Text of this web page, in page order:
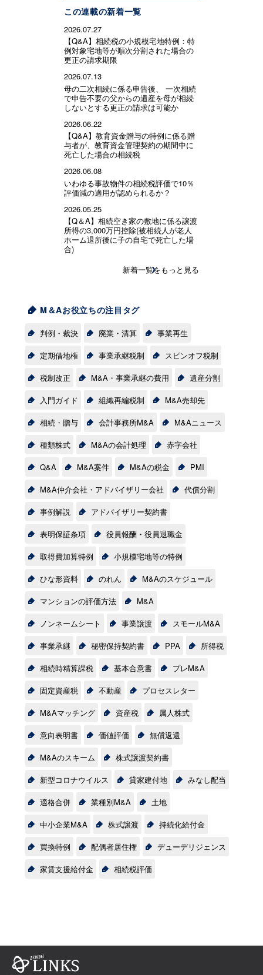
この連載の新着一覧
2026.07.27
【Q&A】相続税の小規模宅地特例：特
例対象宅地等が順次分割された場合の
更正の請求期限
2026.07.13
母の二次相続に係る申告後、 一次相続
で申告不要の父からの遺産を母が相続
しないとする更正の請求は可能か
2026.06.22
【Q&A】教育資金贈与の特例に係る贈
与者が、教育資金管理契約の期間中に
死亡した場合の相続税
2026.06.08
いわゆる事故物件の相続税評価で10％
評価減の適用が認められるか？
2026.05.25
【Q＆A】相続空き家の敷地に係る譲渡
所得の3,000万円控除(被相続人が老人
ホーム退所後に子の自宅で死亡した場
合)
新着一覧をもっと見る
M＆Aお役立ちの注目タグ
判例・裁決 廃業・清算
事業再生
定期借地権
事業承継税制
スピンオフ税制
税制改正
M&A・事業承継の費用
遺産分割
入門ガイド
組織再編税制
M&A売却先
相続・贈与
会計事務所M&A
M&Aニュース
種類株式
M&Aの会計処理
赤字会社
Q&A
M&A案件 M&Aの税金
PMI
M&A仲介会社・アドバイザリー会社
代償分割
事例解説
アドバイザリー契約書
表明保証条項
役員報酬・役員退職金
取得費加算特例
小規模宅地等の特例
ひな形資料
のれん
M&Aのスケジュール
マンションの評価方法
M&A
ノンネームシート
事業譲渡
スモールM&A
事業承継
秘密保持契約書 PPA
所得税
相続時精算課税
基本合意書
プレM&A
固定資産税
不動産
プロセスレター
M&Aマッチング
資産税
属人株式
意向表明書
価値評価
無償返還
M&Aのスキーム
株式譲渡契約書
新型コロナウイルス
貸家建付地
みなし配当
適格合併
業種別M&A
土地
中小企業M&A
株式譲渡
持続化給付金
買換特例
配偶者居住権
デューデリジェンス
家賃支援給付金
相続税評価